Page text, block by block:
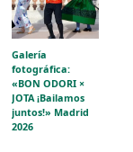
Galería
fotográfica:
«BON ODORI ×
JOTA ¡Bailamos
juntos!» Madrid
2026